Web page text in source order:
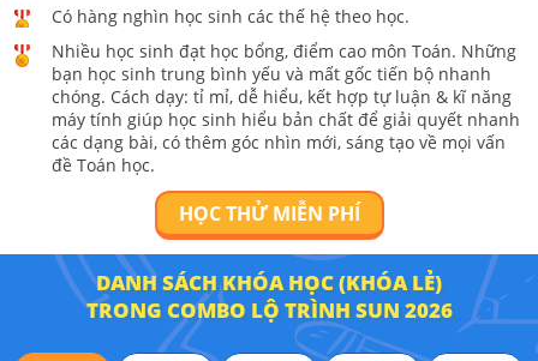
Có hàng nghìn học sinh các thế hệ theo học.
Nhiều học sinh đạt học bổng, điểm cao môn Toán. Những
bạn học sinh trung bình yếu và mất gốc tiến bộ nhanh
chóng. Cách dạy: tỉ mỉ, dễ hiểu, kết hợp tự luận & kĩ năng
máy tính giúp học sinh hiểu bản chất để giải quyết nhanh
các dạng bài, có thêm góc nhìn mới, sáng tạo về mọi vấn
đề Toán học.
HỌC THỬ MIỄN PHÍ
DANH SÁCH KHÓA HỌC (KHÓA LẺ)
TRONG COMBO LỘ TRÌNH SUN 2026